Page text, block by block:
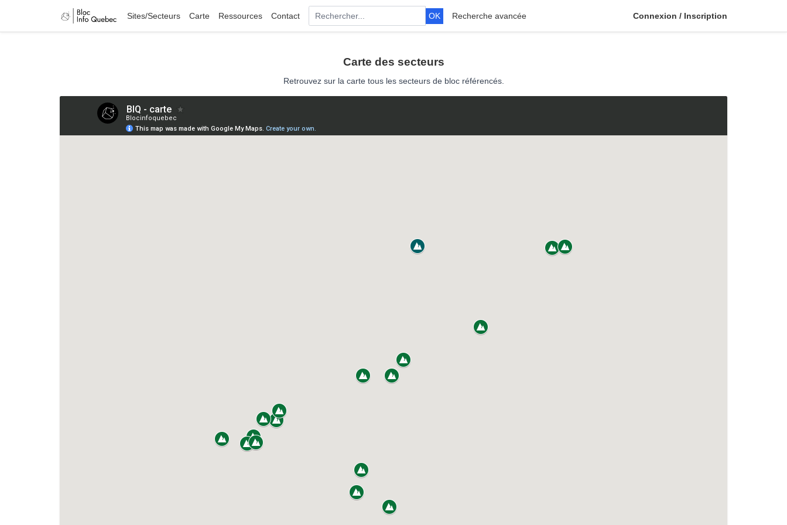
Sites/Secteurs Carte Ressources Contact OK Recherche avancée Connexion / Inscription
Carte des secteurs
Retrouvez sur la carte tous les secteurs de bloc référencés.